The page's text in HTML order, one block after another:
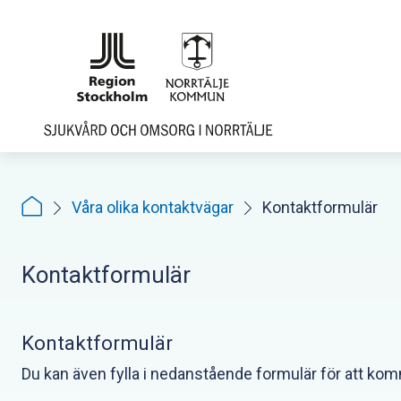
Våra olika kontaktvägar Kontaktformulär
Kontaktformulär
Kontaktformulär
Du kan även fylla i nedanstående formulär för att